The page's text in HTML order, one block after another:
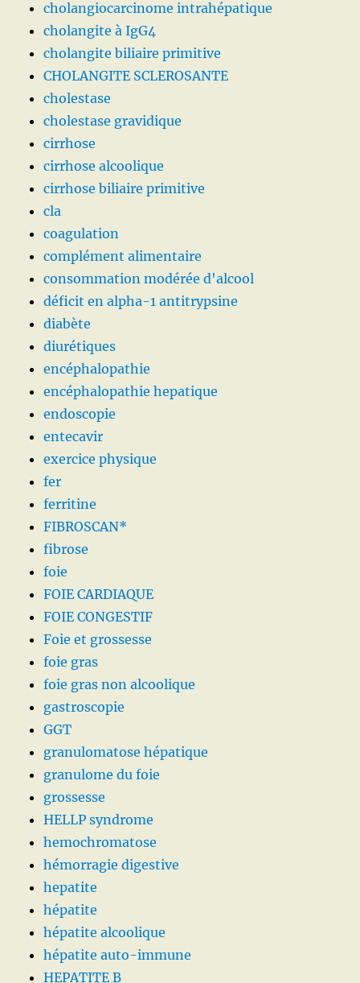
cholangiocarcinome intrahépatique
cholangite à IgG4
cholangite biliaire primitive
CHOLANGITE SCLEROSANTE
cholestase
cholestase gravidique
cirrhose
cirrhose alcoolique
cirrhose biliaire primitive
cla
coagulation
complément alimentaire
consommation modérée d'alcool
déficit en alpha-1 antitrypsine
diabète
diurétiques
encéphalopathie
encéphalopathie hepatique
endoscopie
entecavir
exercice physique
fer
ferritine
FIBROSCAN*
fibrose
foie
FOIE CARDIAQUE
FOIE CONGESTIF
Foie et grossesse
foie gras
foie gras non alcoolique
gastroscopie
GGT
granulomatose hépatique
granulome du foie
grossesse
HELLP syndrome
hemochromatose
hémorragie digestive
hepatite
hépatite
hépatite alcoolique
hépatite auto-immune
HEPATITE B